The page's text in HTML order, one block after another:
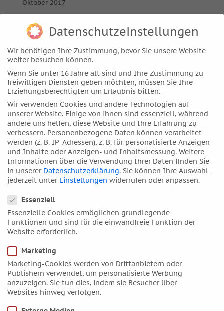
Oktober 2017
September 2017
August 2017
Juni 2017
Mai 2017
April 2017
März 2017
Februar 2017
Januar 2017
Dezember 2016
November 2016
Oktober 2016
August 2016
Juli 2016
Juni 2016
April 2016
März 2016
Februar 2016
Datenschutzeinstellungen
Wir benötigen Ihre Zustimmung, bevor Sie unsere Website
weiter besuchen können.
Wenn Sie unter 16 Jahre alt sind und Ihre Zustimmung zu
freiwilligen Diensten geben möchten, müssen Sie Ihre
Erziehungsberechtigten um Erlaubnis bitten.
Wir verwenden Cookies und andere Technologien auf
unserer Website. Einige von ihnen sind essenziell, während
andere uns helfen, diese Website und Ihre Erfahrung zu
verbessern. Personenbezogene Daten können verarbeitet
werden (z. B. IP-Adressen), z. B. für personalisierte Anzeigen
und Inhalte oder Anzeigen- und Inhaltsmessung. Weitere
Informationen über die Verwendung Ihrer Daten finden Sie
in unserer Datenschutzerklärung. Sie können Ihre Auswahl
jederzeit unter Einstellungen widerrufen oder anpassen.
Essenziell
Essenzielle Cookies ermöglichen grundlegende
Funktionen und sind für die einwandfreie Funktion der
Website erforderlich.
Marketing
Marketing-Cookies werden von Drittanbietern oder
Publishern verwendet, um personalisierte Werbung
anzuzeigen. Sie tun dies, indem sie Besucher über
Websites hinweg verfolgen.